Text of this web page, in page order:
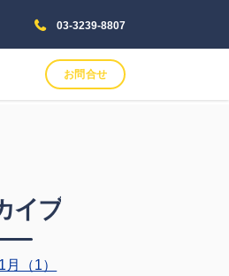
03-3239-8807
お問合せ
イブ
（1）